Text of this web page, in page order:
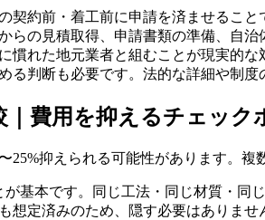
契約前・着工前に申請を済ませるこ
らの見積取得、申請書類の準備、自
慣れた地元業者と組むことが現実的
る判断も必要です。法的な詳細や制
費用を抑えるチェック
25%抑えられる可能性があります。
が基本です。同じ工法・同じ材質・
想定済みのため、隠す必要はありま